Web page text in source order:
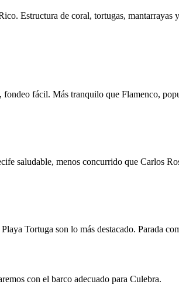
Estructura de coral, tortugas,
fácil. Más tranquilo que Flamenco,
saludable, menos concurrido que Carlos
Tortuga son lo más destacado. Parada
con el barco adecuado para Culebra.